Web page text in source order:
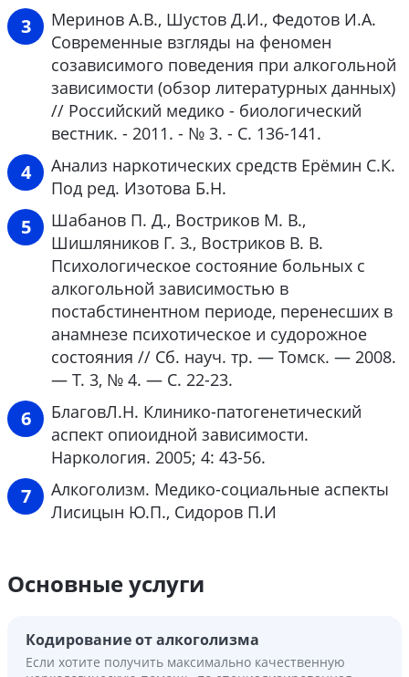
Меринов А.В., Шустов Д.И., Федотов И.А.
Современные взгляды на феномен
созависимого поведения при алкогольной
зависимости (обзор литературных данных)
// Российский медико - биологический
вестник. - 2011. - № 3. - С. 136-141.
Анализ наркотических средств Ерёмин С.К.
Под ред. Изотова Б.Н.
Шабанов П. Д., Востриков М. В.,
Шишляников Г. З., Востриков В. В.
Психологическое состояние больных с
алкогольной зависимостью в
постабстинентном периоде, перенесших в
анамнезе психотическое и судорожное
состояния // Сб. науч. тр. — Томск. — 2008.
— Т. 3, № 4. — С. 22-23.
БлаговЛ.Н. Клинико-патогенетический
аспект опиоидной зависимости.
Наркология. 2005; 4: 43-56.
Алкоголизм. Медико-социальные аспекты
Лисицын Ю.П., Сидоров П.И
Основные услуги
Кодирование от алкоголизма
Если хотите получить максимально качественную